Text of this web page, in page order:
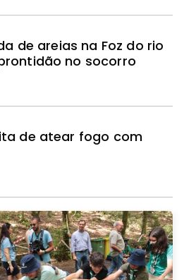
de areias na Foz do rio
no socorro
de atear fogo com